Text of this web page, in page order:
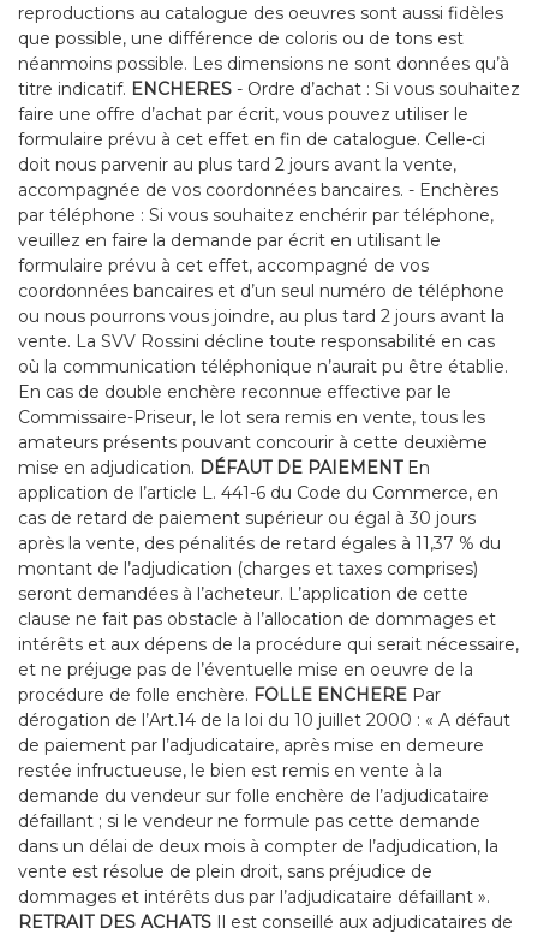
reproductions au catalogue des oeuvres sont aussi fidèles
que possible, une différence de coloris ou de tons est
néanmoins possible. Les dimensions ne sont données qu’à
titre indicatif. ENCHERES - Ordre d’achat : Si vous souhaitez
faire une offre d’achat par écrit, vous pouvez utiliser le
formulaire prévu à cet effet en fin de catalogue. Celle-ci
doit nous parvenir au plus tard 2 jours avant la vente,
accompagnée de vos coordonnées bancaires. - Enchères
par téléphone : Si vous souhaitez enchérir par téléphone,
veuillez en faire la demande par écrit en utilisant le
formulaire prévu à cet effet, accompagné de vos
coordonnées bancaires et d’un seul numéro de téléphone
ou nous pourrons vous joindre, au plus tard 2 jours avant la
vente. La SVV Rossini décline toute responsabilité en cas
où la communication téléphonique n’aurait pu être établie.
En cas de double enchère reconnue effective par le
Commissaire-Priseur, le lot sera remis en vente, tous les
amateurs présents pouvant concourir à cette deuxième
mise en adjudication. DÉFAUT DE PAIEMENTEn
application de l’article L. 441-6 du Code du Commerce, en
cas de retard de paiement supérieur ou égal à 30 jours
après la vente, des pénalités de retard égales à 11,37 % du
montant de l’adjudication (charges et taxes comprises)
seront demandées à l’acheteur. L’application de cette
clause ne fait pas obstacle à l’allocation de dommages et
intérêts et aux dépens de la procédure qui serait nécessaire,
et ne préjuge pas de l’éventuelle mise en oeuvre de la
procédure de folle enchère. FOLLE ENCHERE Par
dérogation de l’Art.14 de la loi du 10 juillet 2000 : « A défaut
de paiement par l’adjudicataire, après mise en demeure
restée infructueuse, le bien est remis en vente à la
demande du vendeur sur folle enchère de l’adjudicataire
défaillant ; si le vendeur ne formule pas cette demande
dans un délai de deux mois à compter de l’adjudication, la
vente est résolue de plein droit, sans préjudice de
dommages et intérêts dus par l’adjudicataire défaillant ».
RETRAIT DES ACHATS Il est conseillé aux adjudicataires de